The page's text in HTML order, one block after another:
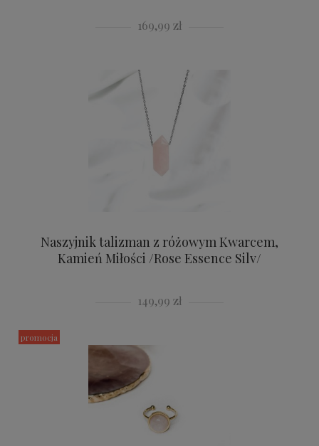
169,99 zł
Naszyjnik talizman z różowym Kwarcem,
Kamień Miłości /Rose Essence Silv/
149,99 zł
promocja